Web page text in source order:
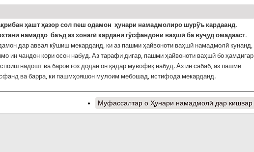
ҳашт ҳазор сол пеш одамон ҳунари намадмолиро шурўъ кардаанд.
намадҳо баъд аз хонагӣ кардани гўсфандони ваҳшӣ ба вуҷуд омадааст.
дар аввал кўшиш мекарданд, ки аз пашми ҳайвоноти ваҳшӣ намадмолӣ кунанд,
ин чандон кори осон набуд. Аз тарафи дигар, пашми ҳайвоноти ваҳшӣ бо ҳамдигар
надошт ва барои ғоз додан он қадар мувофиқ набуд. Аз ин сабаб, аз пашми
ва барра, ки пашмҳояшон мулоим мебошад, истифода мекарданд.
Муфассалтар о Ҳунари намадмолӣ дар кишвар